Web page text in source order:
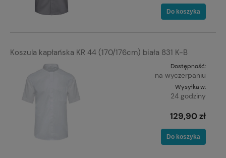
Do koszyka
Koszula kapłańska KR 44 (170/176cm) biała 831 K-B
Dostępność:
na wyczerpaniu
Wysyłka w:
24 godziny
129,90 zł
Do koszyka